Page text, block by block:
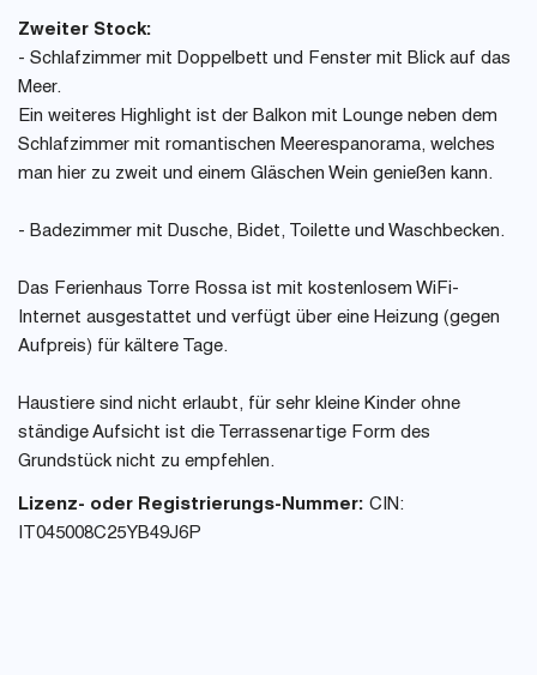
Zweiter Stock:
- Schlafzimmer mit Doppelbett und Fenster mit Blick auf das
Meer.
Ein weiteres Highlight ist der Balkon mit Lounge neben dem
Schlafzimmer mit romantischen Meerespanorama, welches
man hier zu zweit und einem Gläschen Wein genießen kann.
- Badezimmer mit Dusche, Bidet, Toilette und Waschbecken.
Das Ferienhaus Torre Rossa ist mit kostenlosem WiFi-
Internet ausgestattet und verfügt über eine Heizung (gegen
Aufpreis) für kältere Tage.
Haustiere sind nicht erlaubt, für sehr kleine Kinder ohne
ständige Aufsicht ist die Terrassenartige Form des
Grundstück nicht zu empfehlen.
Lizenz- oder Registrierungs-Nummer: CIN:
IT045008C25YB49J6P